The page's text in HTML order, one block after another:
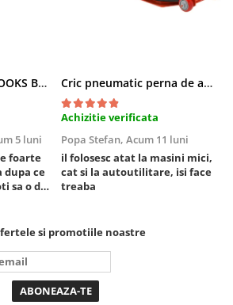
Lampă de atelier ROOKS B2 HYBRID pentru capotă, 2000 lumeni, 5000 mAh
5 luni
foarte
dupa ce
sa o dai
care
treaba
Cric pneumatic perna de aer cu inaltator 6T
Achizitie verificata
Popa Stefan, Acum 11 luni
il folosesc atat la masini mici,
cat si la autoutilitare, isi face
treaba
si promotiile noastre